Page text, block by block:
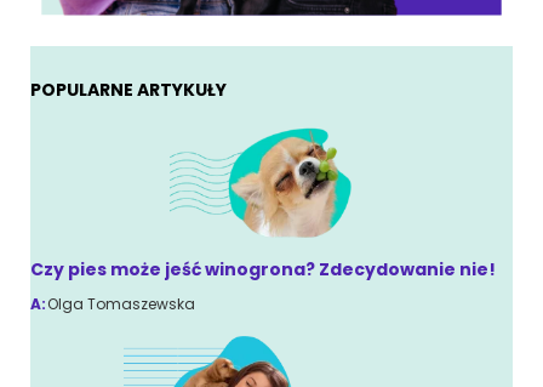
POPULARNE ARTYKUŁY
Czy pies może jeść winogrona? Zdecydowanie nie!
A:Olga Tomaszewska